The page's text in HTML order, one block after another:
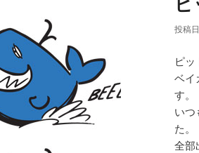
投稿
ピッ
ベイ
す。
いつ
た。
全部